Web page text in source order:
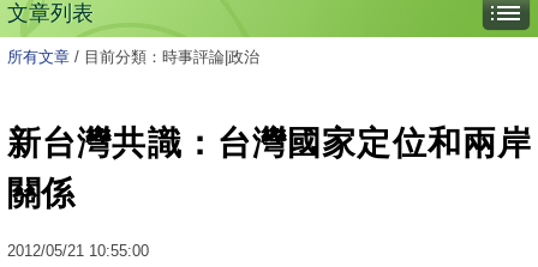
文章列表
所有文章 / 目前分類：時事評論|政治
新台灣共識：台灣國家定位和兩岸
關係
2012/05/21 10:55:00